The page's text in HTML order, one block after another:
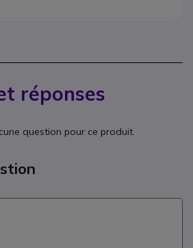
réponses
question pour ce produit.